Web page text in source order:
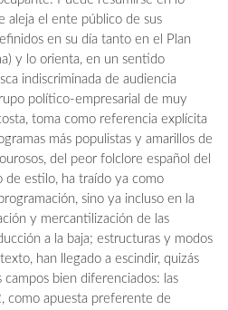
aleja el ente público de sus
en su día tanto en el Plan
y lo orienta, en un sentido
indiscriminada de audiencia
político-empresarial de muy
toma como referencia explícita
más populistas y amarillos de
del peor folclore español del
de estilo, ha traído ya como
sino ya incluso en la
y mercantilización de las
a la baja; estructuras y modos
han llegado a escindir, quizás
bien diferenciados: las
como apuesta preferente de